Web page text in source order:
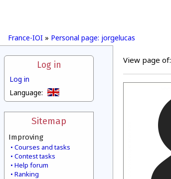
France-IOI » Personal page: jorgelucas
Log in
Log in
Language:
Sitemap
Improving
Courses and tasks
Contest tasks
Help forum
Ranking
View page of: